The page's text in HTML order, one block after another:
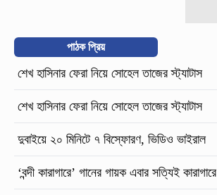
পাঠক প্রিয়
শেখ হাসিনার ফেরা নিয়ে সোহেল তাজের স্ট্যাটাস
শেখ হাসিনার ফেরা নিয়ে সোহেল তাজের স্ট্যাটাস
দুবাইয়ে ২০ মিনিটে ৭ বিস্ফোরণ, ভিডিও ভাইরাল
‘বন্দী কারাগারে’ গানের গায়ক এবার সত্যিই কারাগারে